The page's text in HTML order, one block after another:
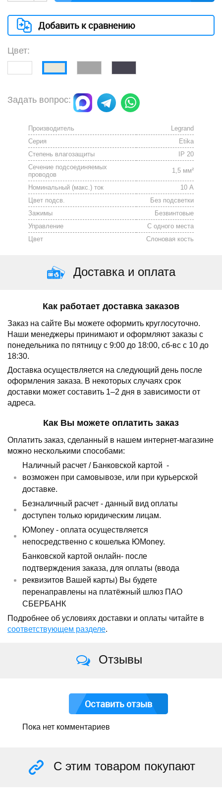
Добавить к сравнению
Цвет:
Задать вопрос:
Производитель
Legrand
Серия
Etika
Степень влагозащиты
IP 20
Сечение подсоединяемых
проводов
1,5 мм²
Номинальный (макс.) ток
10 А
Цвет подсв.
Без подсветки
Зажимы
Безвинтовые
Управление
С одного места
Цвет
Cлоновая кость
Доставка и оплата
Как работает доставка заказов
Заказ на сайте Вы можете оформить круглосуточно.
Наши менеджеры принимают и оформляют заказы с
понедельника по пятницу с 9:00 до 18:00, сб-вс с 10 до
18:30.
Доставка осуществляется на следующий день после
оформления заказа. В некоторых случаях срок
доставки может составить 1–2 дня в зависимости от
адреса.
Как Вы можете оплатить заказ
Оплатить заказ, сделанный в нашем интернет-магазине
можно несколькими способами:
Наличный расчет / Банковской картой -
возможен при самовывозе, или при курьерской
доставке.
Безналичный расчет - данный вид оплаты
доступен только юридическим лицам.
ЮMoney - оплата осуществляется
непосредственно с кошелька ЮMoney.
Банковской картой онлайн- после
подтверждения заказа, для оплаты (ввода
реквизитов Вашей карты) Вы будете
перенаправлены на платёжный шлюз ПАО
СБЕРБАНК
Подробнее об условиях доставки и оплаты читайте в
соответствующем разделе.
Отзывы
Оставить отзыв
Пока нет комментариев
С этим товаром покупают